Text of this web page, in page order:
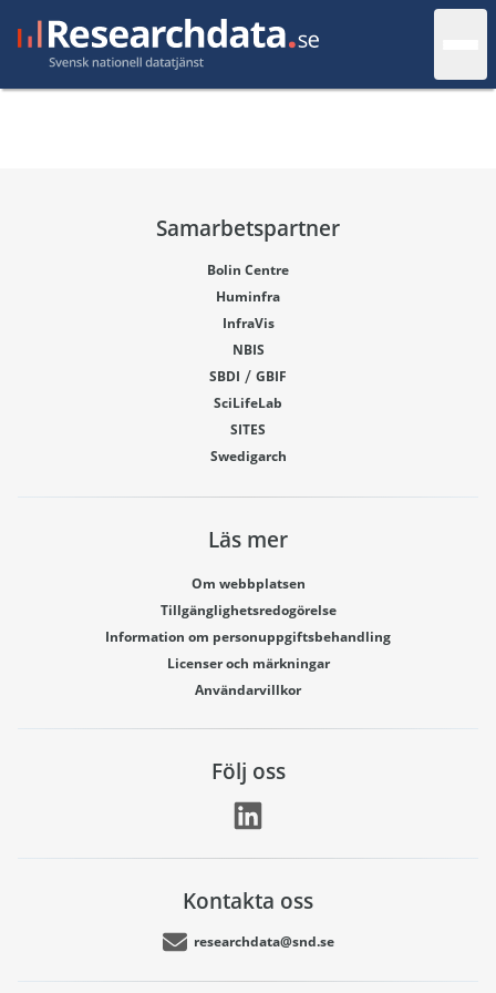
Samarbetspartner
Bolin Centre
Huminfra
InfraVis
NBIS
SBDI / GBIF
SciLifeLab
SITES
Swedigarch
Läs mer
Om webbplatsen
Tillgänglighetsredogörelse
Information om personuppgiftsbehandling
Licenser och märkningar
Användarvillkor
Följ oss
Kontakta oss
researchdata@snd.se